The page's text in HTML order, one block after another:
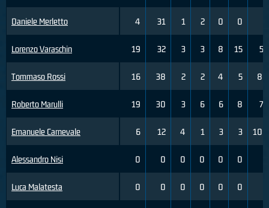
Daniele Merletto
Lorenzo Varaschin
Tommaso Rossi
Roberto Marulli
Emanuele Carnevale
Alessandro Nisi
Luca Malatesta
4 31 1 2 0 0
19 32 3 3 8 15 53
16 38 2 2 4 5 80
19 30 3 6 6 8 75
6 12 4 1 3 3 100
0 0 0 0 0 0
0 0 0 0 0 0